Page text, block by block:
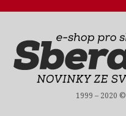
1999 – 2020 ©